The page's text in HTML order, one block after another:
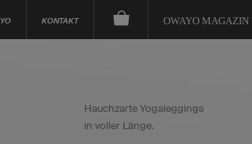
KONTAKT OWAYO MAGAZIN
Hauchzarte Yogaleggings
in voller Länge.